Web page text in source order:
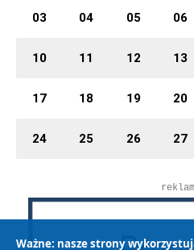
03 04 05 06
10 11 12 13
17 18 19 20
24 25 26 27
Ważne: nasze strony